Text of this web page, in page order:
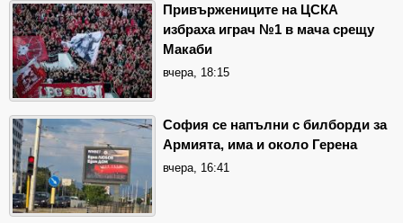
Привържениците на ЦСКА
избраха играч №1 в мача срещу
Макаби
вчера, 18:15
София се напълни с билборди за
Армията, има и около Герена
вчера, 16:41